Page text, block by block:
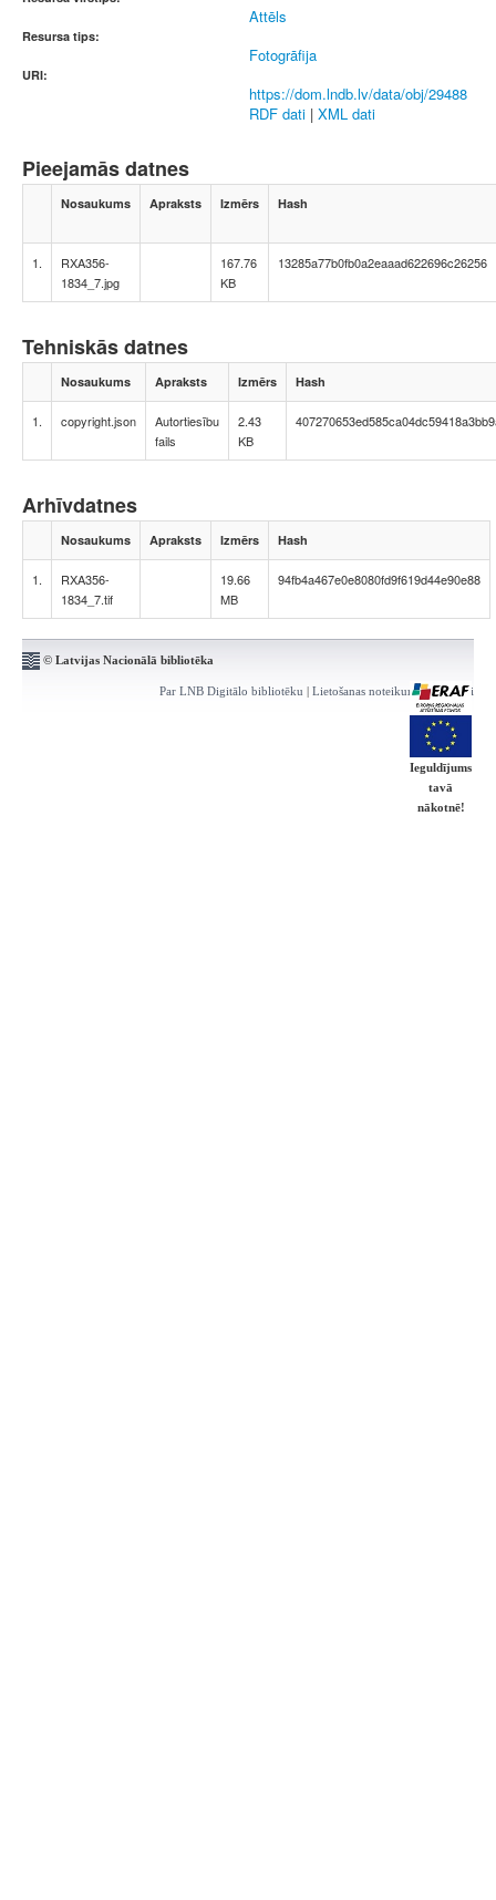
Attēls
Resursa tips:
Fotogrāfija
URI:
https://dom.lndb.lv/data/obj/29488
RDF dati | XML dati
Pieejamās datnes
Nosaukums Apraksts Izmērs Hash
1.
RXA356-
1834_7.jpg
167.76
KB
13285a77b0fb0a2eaaad622696c26256
Tehniskās datnes
Nosaukums Apraksts Izmērs Hash
1. copyright.json
Autortiesību
fails
2.43
KB
Arhīvdatnes
Nosaukums Apraksts Izmērs Hash
1.
RXA356-
1834_7.tif
19.66
MB
94fb4a467e0e8080fd9f619d44e90e88
© Latvijas Nacionālā bibliotēka
Par LNB Digitālo bibliotēku | Lietošanas noteikumi | Kontakti
Ieguldījums
tavā
nākotnē!